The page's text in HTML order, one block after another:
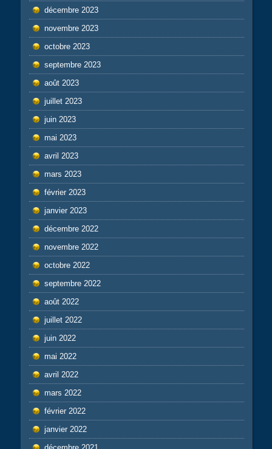
décembre 2023
novembre 2023
octobre 2023
septembre 2023
août 2023
juillet 2023
juin 2023
mai 2023
avril 2023
mars 2023
février 2023
janvier 2023
décembre 2022
novembre 2022
octobre 2022
septembre 2022
août 2022
juillet 2022
juin 2022
mai 2022
avril 2022
mars 2022
février 2022
janvier 2022